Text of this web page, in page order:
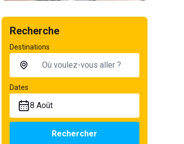
Recherche
Destinations
Dates
8 Août
Rechercher